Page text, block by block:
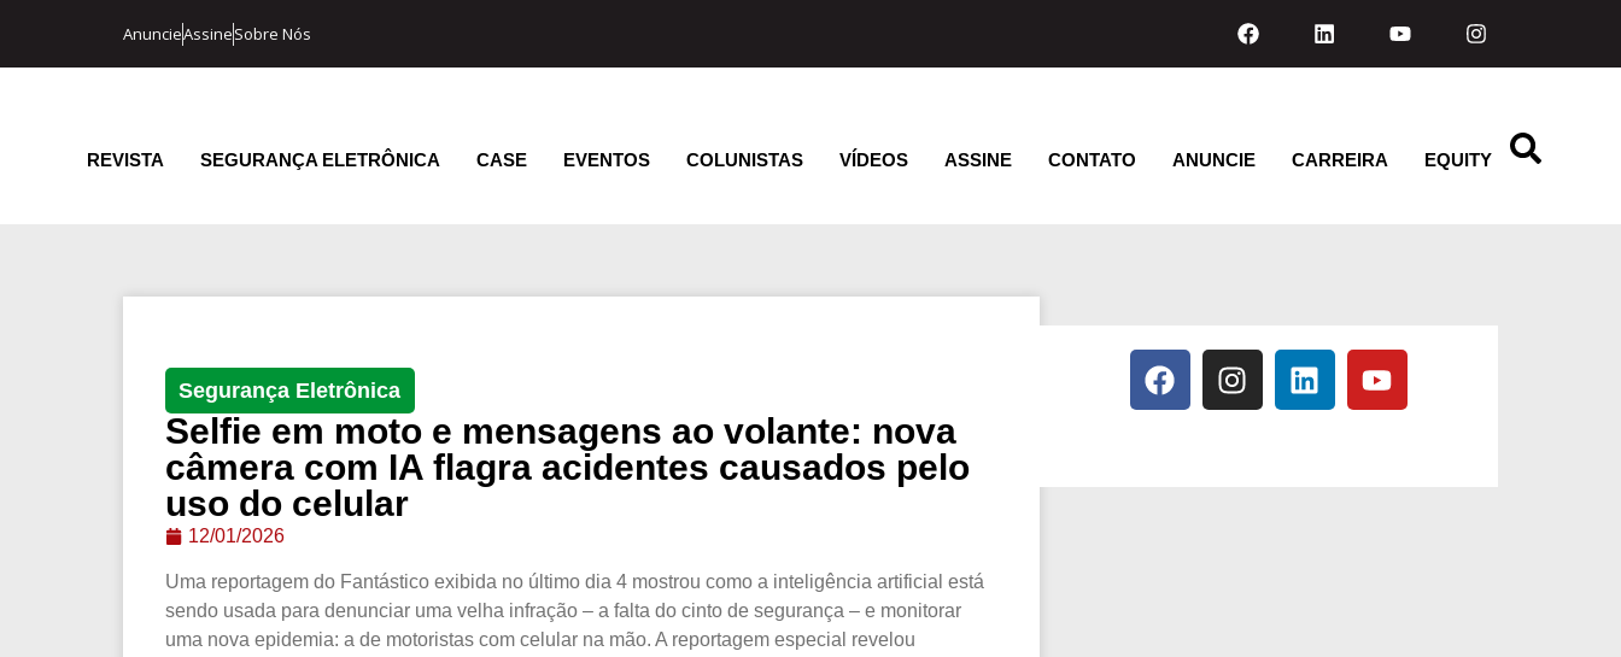
AnuncieAssineSobre Nós
REVISTA SEGURANÇA ELETRÔNICA CASE EVENTOS COLUNISTAS VÍDEOS ASSINE CONTATO ANUNCIE CARREIRA EQUITY
Segurança Eletrônica
Selfie em moto e mensagens ao volante: nova
câmera com IA flagra acidentes causados pelo
uso do celular
12/01/2026
Uma reportagem do Fantástico exibida no último dia 4 mostrou como a inteligência artificial está
sendo usada para denunciar uma velha infração – a falta do cinto de segurança – e monitorar
uma nova epidemia: a de motoristas com celular na mão. A reportagem especial revelou